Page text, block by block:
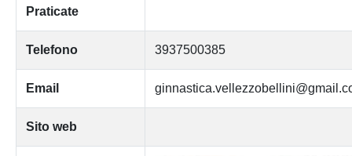
Praticate
Telefono 3937500385
Email
Sito web